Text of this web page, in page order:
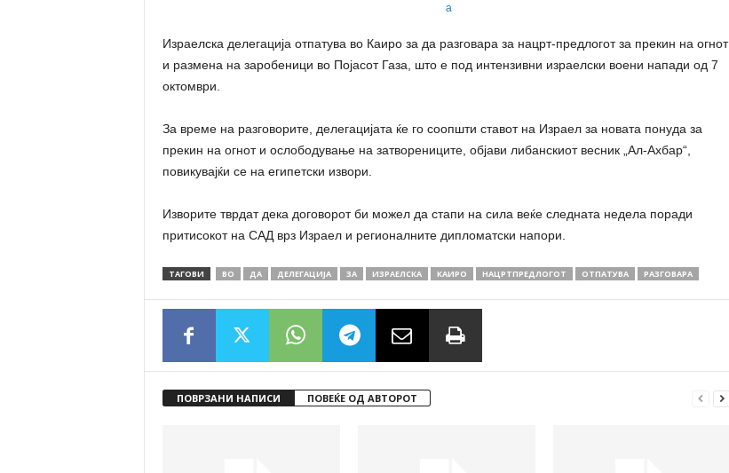
Израелска делегација отпатува во Каиро за да разговара за нацрт-предлогот за прекин на огнот
и размена на заробеници во Појасот Газа, што е под интензивни израелски воени напади од 7
октомври.
За време на разговорите, делегацијата ќе го соопшти ставот на Израел за новата понуда за
прекин на огнот и ослободување на затворениците, објави либанскиот весник „Ал-Ахбар“,
повикувајќи се на египетски извори.
Изворите тврдат дека договорот би можел да стапи на сила веќе следната недела поради
притисокот на САД врз Израел и регионалните дипломатски напори.
ТАГОВИ ВО ДА ДЕЛЕГАЦИЈА ЗА ИЗРАЕЛСКА КАИРО НАЦРТПРЕДЛОГОТ ОТПАТУВА РАЗГОВАРА
ПОВРЗАНИ НАПИСИ ПОВЕЌЕ ОД АВТОРОТ